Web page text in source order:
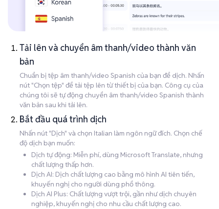
Tải lên và chuyển âm thanh/video thành văn
bản
Chuẩn bị tệp âm thanh/video Spanish của bạn để dịch. Nhấn
nút "Chọn tệp" để tải tệp lên từ thiết bị của bạn. Công cụ của
chúng tôi sẽ tự động chuyển âm thanh/video Spanish thành
văn bản sau khi tải lên.
Bắt đầu quá trình dịch
Nhấn nút "Dịch" và chọn Italian làm ngôn ngữ đích. Chọn chế
độ dịch bạn muốn:
Dịch tự động: Miễn phí, dùng Microsoft Translate, nhưng
chất lượng thấp hơn.
Dịch AI: Dịch chất lượng cao bằng mô hình AI tiên tiến,
khuyến nghị cho người dùng phổ thông.
Dịch AI Plus: Chất lượng vượt trội, gần như dịch chuyên
nghiệp, khuyến nghị cho nhu cầu chất lượng cao.